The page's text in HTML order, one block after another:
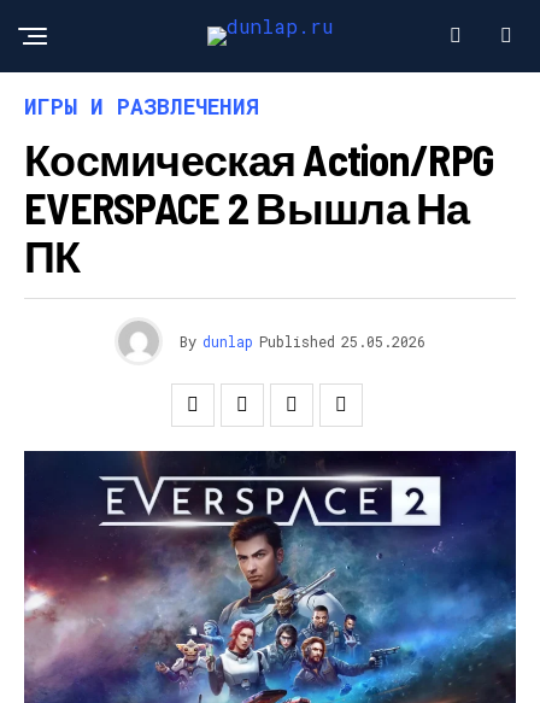
ИГРЫ И РАЗВЛЕЧЕНИЯ
Космическая Action/RPG
EVERSPACE 2 Вышла На
ПК
By dunlap Published 25.05.2026